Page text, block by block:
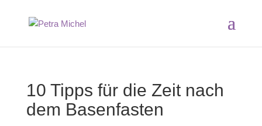
10 Tipps für die Zeit nach
dem Basenfasten